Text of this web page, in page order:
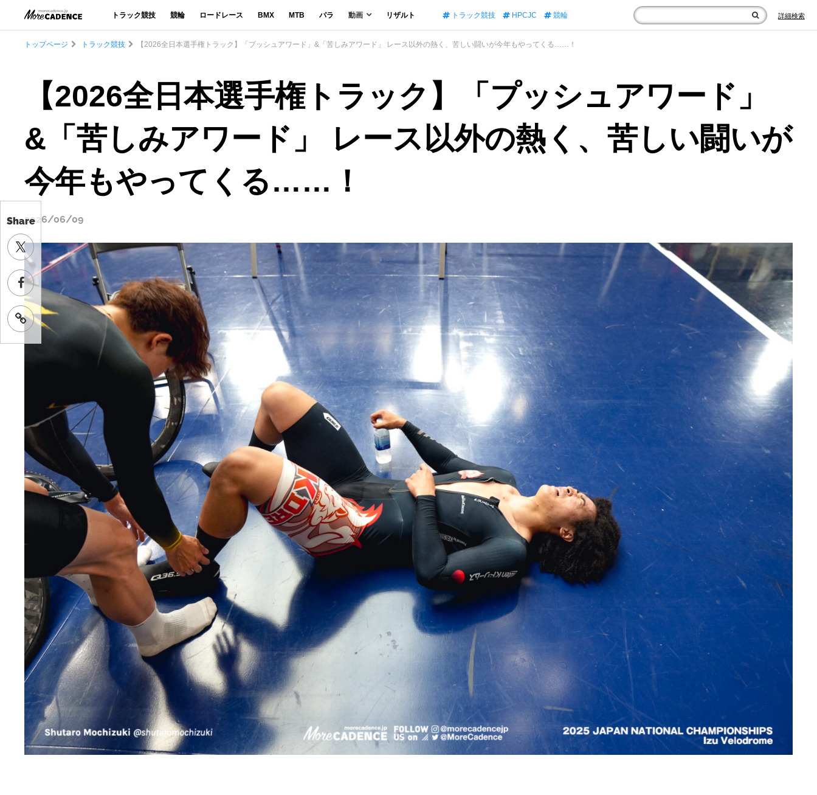
トラック競技 競輪 ロードレース BMX MTB パラ 動画 リザルト トラック競技 HPCJC 競輪 詳細検索
Share
トップページ トラック競技 【2026全日本選手権トラック】「プッシュアワード」&「苦しみアワード」 レース以外の熱く、苦しい闘いが今年もやってくる……！
【2026全日本選手権トラック】「プッシュアワード」
&「苦しみアワード」 レース以外の熱く、苦しい闘いが
今年もやってくる……！
2026/06/09